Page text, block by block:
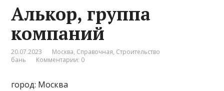
Алькор, группа
компаний
20.07.2023 Москва, Справочная, Строительство
бань
Комментарии: 0
город: Москва